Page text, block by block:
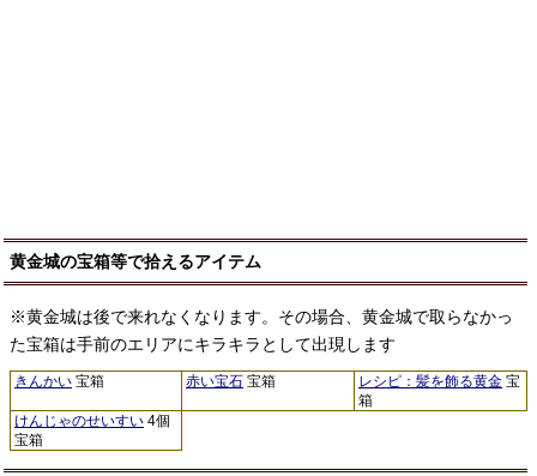
黄金城の宝箱等で拾えるアイテム
※黄金城は後で来れなくなります。その場合、黄金城で取らなかっ
た宝箱は手前のエリアにキラキラとして出現します
きんかい 宝箱 赤い宝石 宝箱 レシピ：髪を飾る黄金 宝
箱
けんじゃのせいすい 4個
宝箱